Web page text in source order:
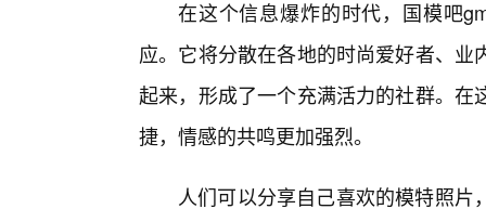
在这个信息爆炸的时代，国模吧
应。它将分散在各地的时尚爱好者、
起来，形成了一个充满活力的社群。
捷，情感的共鸣更加强烈。
人们可以分享自己喜欢的模特照